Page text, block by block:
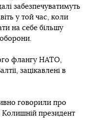
забезпечуватимуть
у той час, коли
на себе більшу
флангу НАТО,
зацікавлені в
говорили про
президент